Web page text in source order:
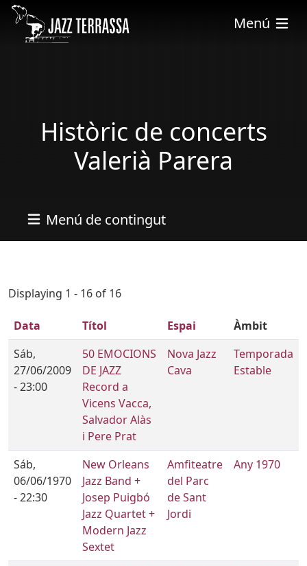
Pasar al contenido principal
Menú
Històric de concerts
Valerià Parera
Menú de contingut
Displaying 1 - 16 of 16
Data Títol Espai
Àmbit
Sáb,
27/06/2009
- 23:00
50 EMOCIONS
DE JAZZ
Record a
Vicens Vacca,
Salvador Alàs
i Pere Prat
Nova Jazz
Cava
Temporada
Estable
Sáb,
06/06/1970
- 22:30
New Orleans
Jazz Band +
Josep Puigbó
Jazz Quartet +
Modern Jazz
Sextet
Amfiteatre
del Parc
de Sant
Jordi
Any 1970